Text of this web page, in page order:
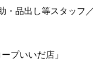
・品出し等スタッフ／
プいいだ店」